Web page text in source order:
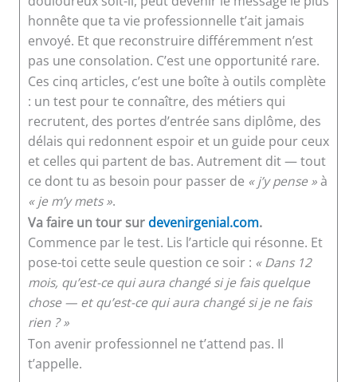
honnête que ta vie professionnelle t’ait jamais
envoyé. Et que reconstruire différemment n’est
pas une consolation. C’est une opportunité rare.
Ces cinq articles, c’est une boîte à outils complète
: un test pour te connaître, des métiers qui
recrutent, des portes d’entrée sans diplôme, des
délais qui redonnent espoir et un guide pour ceux
et celles qui partent de bas. Autrement dit — tout
ce dont tu as besoin pour passer de « j’y pense »à
« je m’y mets ».
Va faire un tour sur devenirgenial.com.
Commence par le test. Lis l’article qui résonne. Et
pose-toi cette seule question ce soir : « Dans 12
mois, qu’est-ce qui aura changé si je fais quelque
chose — et qu’est-ce qui aura changé si je ne fais
rien ? »
Ton avenir professionnel ne t’attend pas. Il
t’appelle.